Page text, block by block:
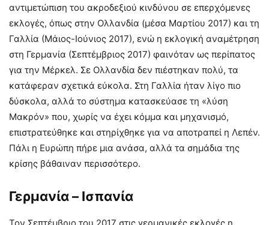
αντιμετώπιση του ακροδεξιού κινδύνου σε επερχόμενες
εκλογές, όπως στην Ολλανδία (μέσα Μαρτίου 2017) και τη
Γαλλία (Μάιος-Ιούνιος 2017), ενώ η εκλογική αναμέτρηση
στη Γερμανία (Σεπτέμβριος 2017) φαινόταν ως περίπατος
για την Μέρκελ. Σε Ολλανδία δεν πιέστηκαν πολύ, τα
κατάφεραν σχετικά εύκολα. Στη Γαλλία ήταν λίγο πιο
δύσκολα, αλλά το σύστημα κατασκεύασε τη «λύση
Μακρόν» που, χωρίς να έχει κόμμα και μηχανισμό,
επιστρατεύθηκε και στηρίχθηκε για να αποτραπεί η Λεπέν.
Πάλι η Ευρώπη πήρε μια ανάσα, αλλά τα σημάδια της
κρίσης βάθαιναν περισσότερο.
Γερμανία – Ισπανία
Τον Σεπτέμβριο του 2017 στις γερμανικές εκλογές η